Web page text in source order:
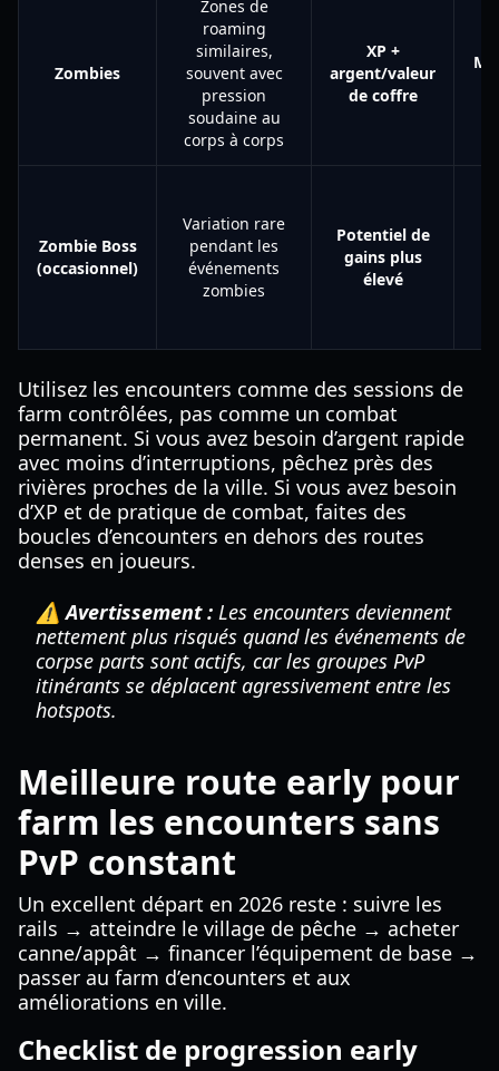
Zombies
Zones de
roaming
similaires,
souvent avec
pression
soudaine au
corps à corps
XP +
argent/valeur
de coffre
Zombie Boss
(occasionnel)
Variation rare
pendant les
événements
zombies
Potentiel de
gains plus
élevé
Utilisez les encounters comme des sessions de
farm contrôlées, pas comme un combat
permanent. Si vous avez besoin d’argent rapide
avec moins d’interruptions, pêchez près des
rivières proches de la ville. Si vous avez besoin
d’XP et de pratique de combat, faites des
boucles d’encounters en dehors des routes
denses en joueurs.
⚠️ Avertissement : Les encounters deviennent
nettement plus risqués quand les événements de
corpse parts sont actifs, car les groupes PvP
itinérants se déplacent agressivement entre les
hotspots.
Meilleure route early pour
farm les encounters sans
PvP constant
Un excellent départ en 2026 reste : suivre les
rails → atteindre le village de pêche → acheter
canne/appât → financer l’équipement de base →
passer au farm d’encounters et aux
améliorations en ville.
Checklist de progression early